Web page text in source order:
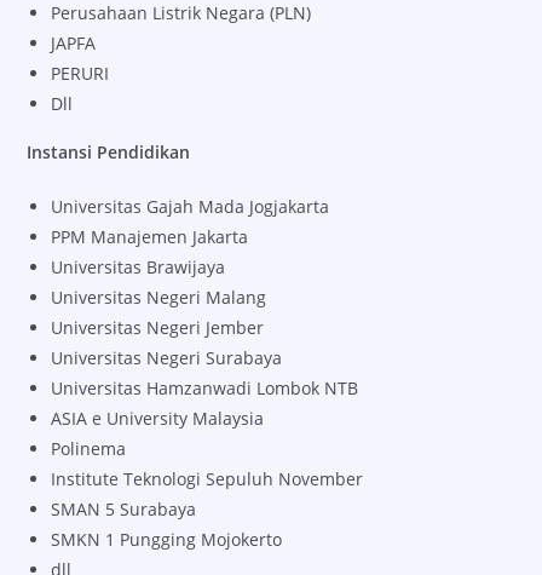
Perusahaan Listrik Negara (PLN)
JAPFA
PERURI
Dll
Instansi Pendidikan
Universitas Gajah Mada Jogjakarta
PPM Manajemen Jakarta
Universitas Brawijaya
Universitas Negeri Malang
Universitas Negeri Jember
Universitas Negeri Surabaya
Universitas Hamzanwadi Lombok NTB
ASIA e University Malaysia
Polinema
Institute Teknologi Sepuluh November
SMAN 5 Surabaya
SMKN 1 Pungging Mojokerto
dll